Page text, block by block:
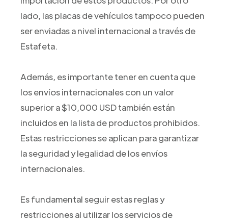
lado, las placas de vehículos tampoco pueden
ser enviadas a nivel internacional a través de
Estafeta.
Además, es importante tener en cuenta que
los envíos internacionales con un valor
superior a $10,000 USD también están
incluidos en la lista de productos prohibidos.
Estas restricciones se aplican para garantizar
la seguridad y legalidad de los envíos
internacionales.
Es fundamental seguir estas reglas y
restricciones al utilizar los servicios de